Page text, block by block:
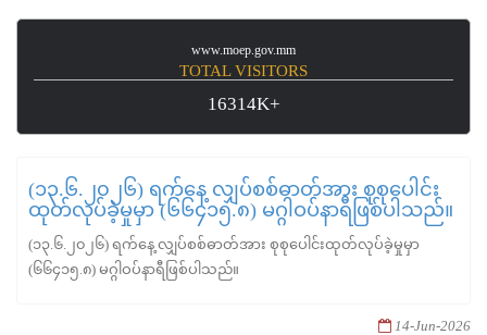
www.moep.gov.mm
TOTAL VISITORS
16314K+
(၁၃.၆.၂၀၂၆) ရက်နေ့ လျှပ်စစ်ဓာတ်အား စုစုပေါင်း
ထုတ်လုပ်ခဲ့မှုမှာ (၆၆၄၁၅.၈) မဂ္ဂါဝပ်နာရီဖြစ်ပါသည်။
(၁၃.၆.၂၀၂၆) ရက်နေ့ လျှပ်စစ်ဓာတ်အား စုစုပေါင်းထုတ်လုပ်ခဲ့မှုမှာ
(၆၆၄၁၅.၈) မဂ္ဂါဝပ်နာရီဖြစ်ပါသည်။
14-Jun-2026